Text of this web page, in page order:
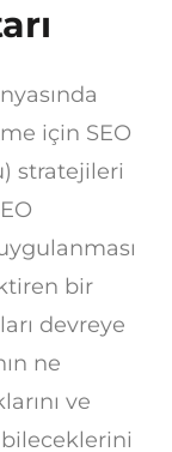
için SEO
stratejileri
bir
devreye
ne
ve